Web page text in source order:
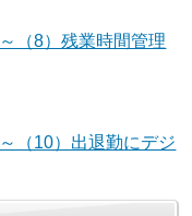
（8）残業時間管理
（10）出退勤にデジ